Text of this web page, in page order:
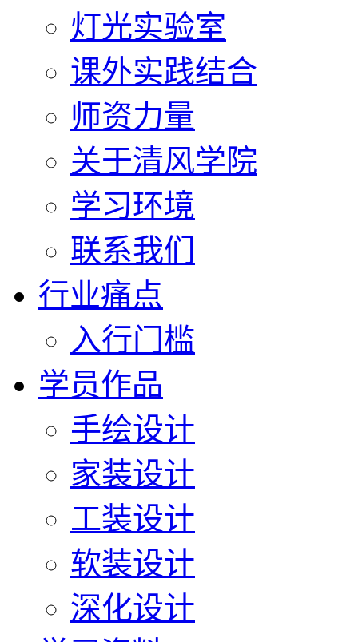
灯光实验室
课外实践结合
师资力量
关于清风学院
学习环境
联系我们
行业痛点
入行门槛
学员作品
手绘设计
家装设计
工装设计
软装设计
深化设计